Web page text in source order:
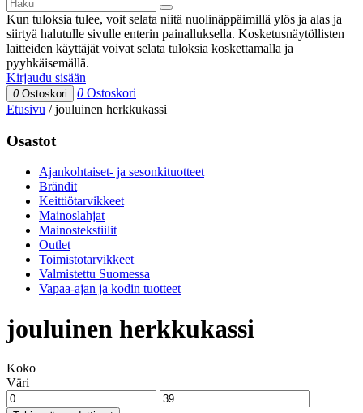
Kun tuloksia tulee, voit selata niitä nuolinäppäimillä ylös ja alas ja
siirtyä halutulle sivulle enterin painalluksella. Kosketusnäytöllisten
laitteiden käyttäjät voivat selata tuloksia koskettamalla ja
pyyhkäisemällä.
Kirjaudu sisään
0 Ostoskori 0 Ostoskori
Etusivu /jouluinen herkkukassi
Osastot
Ajankohtaiset- ja sesonkituotteet
Brändit
Keittiötarvikkeet
Mainoslahjat
Mainostekstiilit
Outlet
Toimistotarvikkeet
Valmistettu Suomessa
Vapaa-ajan ja kodin tuotteet
jouluinen herkkukassi
Koko
Väri